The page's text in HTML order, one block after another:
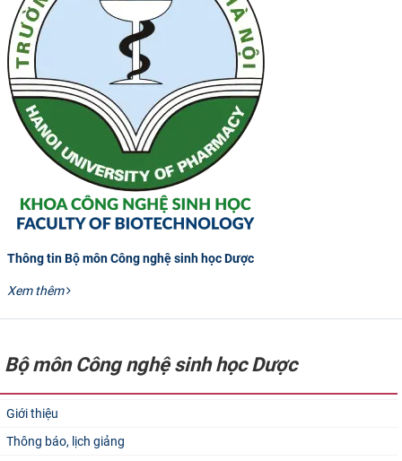
Thông tin Bộ môn Công nghệ sinh học Dược
Xem thêm
Bộ môn Công nghệ sinh học Dược​
Giới thiệu
Thông báo, lịch giảng